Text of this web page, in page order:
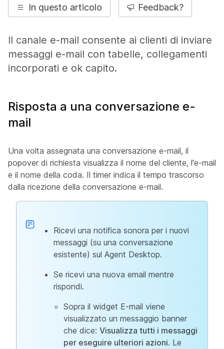
In questo articolo Feedback?
Il canale e-mail consente ai clienti di inviare
messaggi e-mail con tabelle, collegamenti
incorporati e ok capito.
Risposta a una conversazione e-
mail
Una volta assegnata una conversazione e-mail, il
popover di richiesta visualizza il nome del cliente, l'e-mail
e il nome della coda. Il timer indica il tempo trascorso
dalla ricezione della conversazione e-mail.
Ricevi una notifica sonora per i nuovi
messaggi (su una conversazione
esistente) sul Agent Desktop.
Se ricevi una nuova email mentre
rispondi.
Sopra il widget E-mail viene
visualizzato un messaggio banner
che dice: Visualizza tutti i messaggi
per eseguire ulteriori azioni. Le